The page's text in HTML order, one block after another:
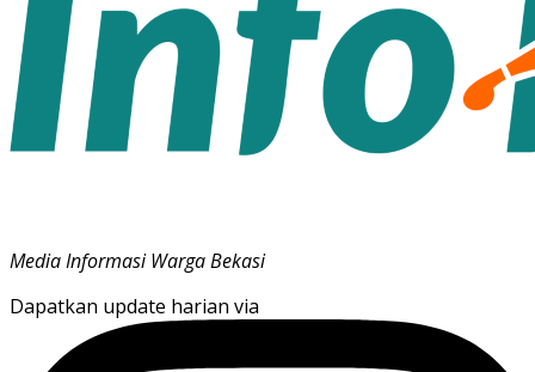
Media Informasi Warga Bekasi
Dapatkan update harian via